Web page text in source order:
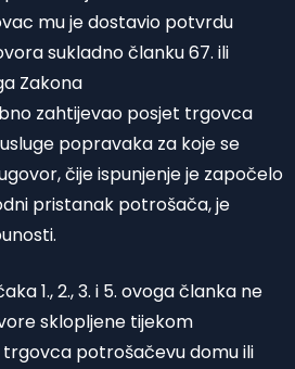
mu je dostavio potvrdu
sukladno članku 67. ili
Zakona
zahtijevao posjet trgovca
popravaka za koje se
čije ispunjenje je započelo
pristanak potrošača, je
1., 2., 3. i 5. ovoga članka ne
sklopljene tijekom
potrošačevu domu ili